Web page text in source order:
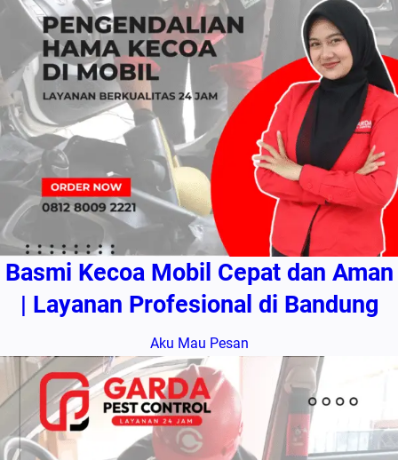
Basmi Kecoa Mobil Cepat dan Aman
| Layanan Profesional di Bandung
Aku Mau Pesan